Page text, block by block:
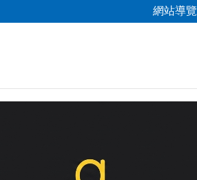
網站導覽